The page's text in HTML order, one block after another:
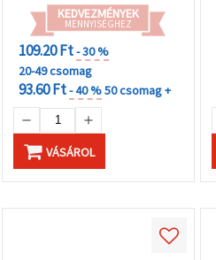
KEDVEZMÉNYEK
MENNYISÉGHEZ
109.20 Ft- 30 %
20-49 csomag
93.60 Ft- 40 %50 csomag +
VÁSÁROL